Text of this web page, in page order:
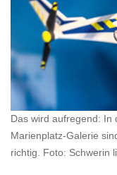
Das wird aufregend: In
Marienplatz-Galerie
richtig. Foto: Schwerin